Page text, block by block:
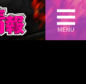
MENU